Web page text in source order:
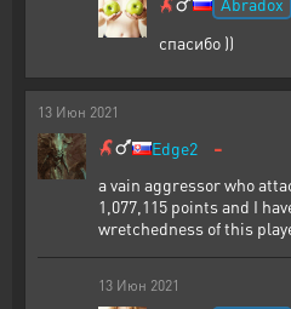
спасибо ))
13 Июн 2021
Edge2 -
a vain aggressor who
1,077,115 points and I
wretchedness of this
13 Июн 2021